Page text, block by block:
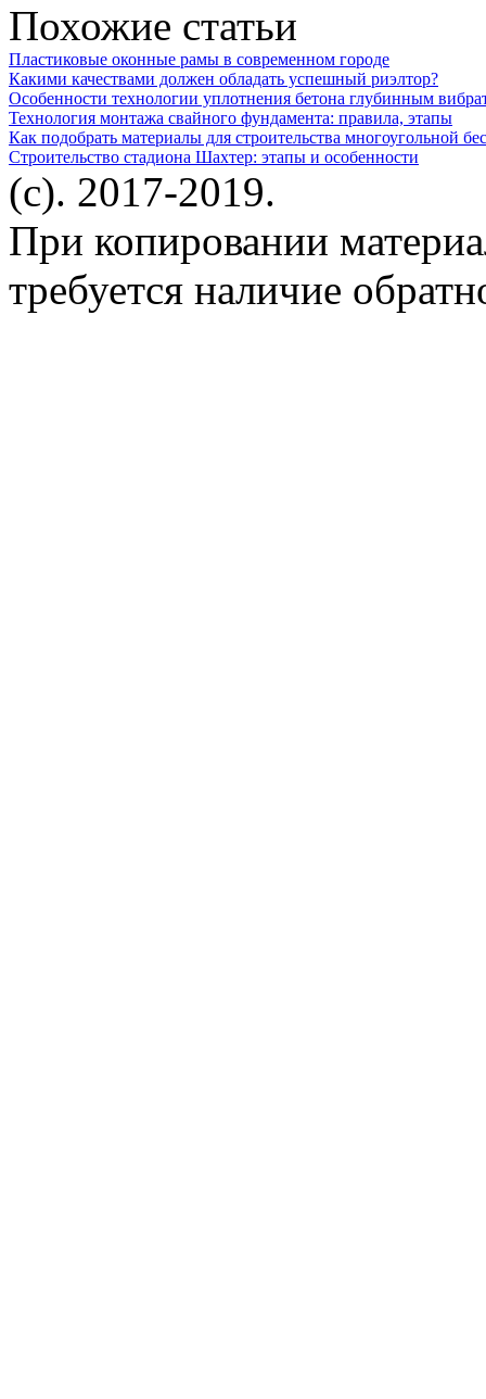
Похожие статьи
Пластиковые оконные рамы в современном городе
Какими качествами должен обладать успешный риэлтор?
Особенности технологии уплотнения бетона глубинным
Технология монтажа свайного фундамента: правила, этапы
Как подобрать материалы для строительства многоугольной
Строительство стадиона Шахтер: этапы и особенности
(c). 2017-2019.
При копировании
требуется наличие